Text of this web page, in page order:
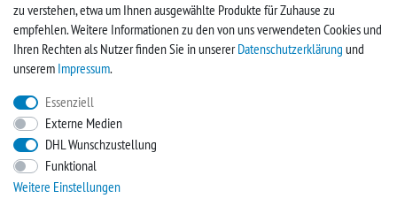
UNTERNEHMEN
Kontakt
Impressum
FACEBOOK
Werden Sie Fan und sichern sich so immer neue Angebote
zu verstehen, etwa um Ihnen ausgewählte Produkte für Zuhause zu
empfehlen. Weitere Informationen zu den von uns verwendeten Cookies und
Ihren Rechten als Nutzer finden Sie in unsererDaten­schutz­erklärung und
unserem Impressum.
Essenziell
Externe Medien
DHL Wunschzustellung
Funktional
Weitere Einstellungen